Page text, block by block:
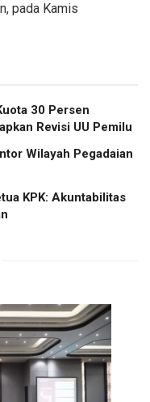
pada Kamis
30 Persen
Revisi UU Pemilu
Wilayah Pegadaian
KPK: Akuntabilitas